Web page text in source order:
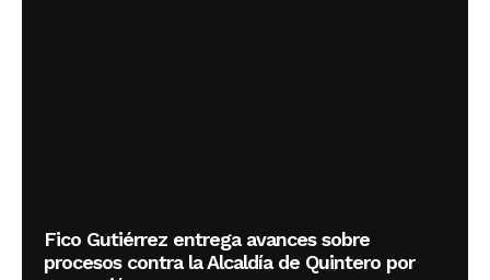
Fico Gutiérrez entrega avances sobre
procesos contra la Alcaldía de Quintero por